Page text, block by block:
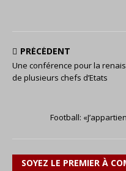
PRÉCÉDENT
Une conférence pour la
de plusieurs chefs d’Etats
Football:
SOYEZ LE PREMIER À